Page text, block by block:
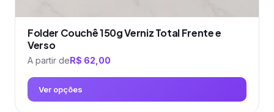
Folder Couchê 150g Verniz Total Frente e
Verso
A partir deR$ 62,00
Ver opções